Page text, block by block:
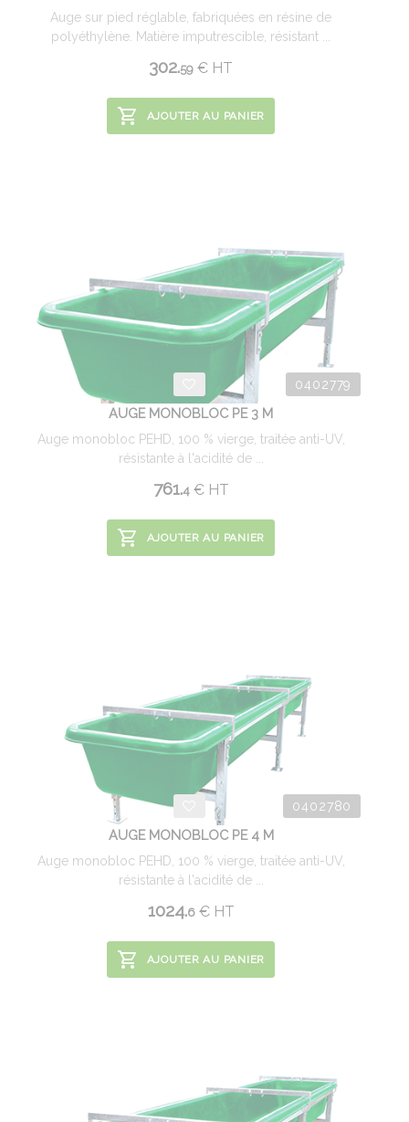
Auge sur pied réglable, fabriquées en résine de
polyéthylène. Matière imputrescible, résistant ...
302.59 € HT
AJOUTER AU PANIER
0402779
AUGE MONOBLOC PE 3 M
Auge monobloc PEHD, 100 % vierge, traitée anti-UV,
résistante à l'acidité de ...
761.4 €HT
AJOUTER AU PANIER
0402780
AUGE MONOBLOC PE 4 M
Auge monobloc PEHD, 100 % vierge, traitée anti-UV,
résistante à l'acidité de ...
1024.6 €HT
AJOUTER AU PANIER